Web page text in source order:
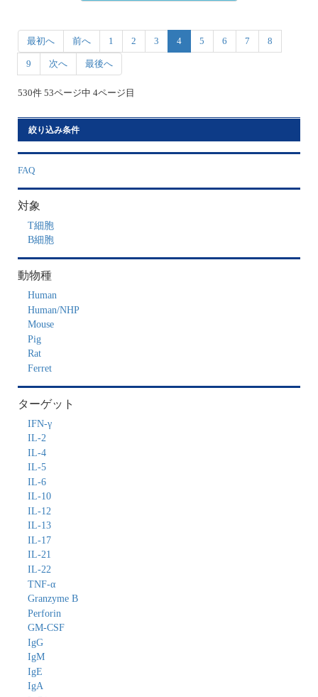
最初へ 前へ 1 2 3 4 5 6 7 8
9 次へ 最後へ
530件 53ページ中 4ページ目
絞り込み条件
FAQ
対象
T細胞
B細胞
動物種
Human
Human/NHP
Mouse
Pig
Rat
Ferret
ターゲット
IFN-γ
IL-2
IL-4
IL-5
IL-6
IL-10
IL-12
IL-13
IL-17
IL-21
IL-22
TNF-α
Granzyme B
Perforin
GM-CSF
IgG
IgM
IgE
IgA